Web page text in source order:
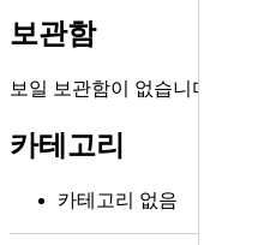
보관함
보일 보관함이 없습니다.
카테고리
카테고리 없음